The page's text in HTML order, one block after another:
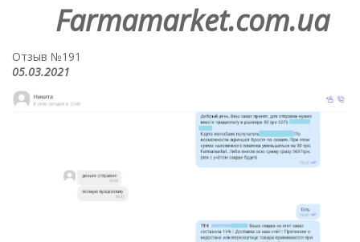
Farmamarket.com.ua
Отзыв №191
05.03.2021